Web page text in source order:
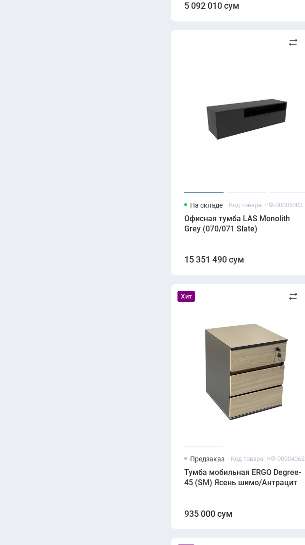
5 092 010 сум
На складе Код товара: НФ-00005003
Офисная тумба LAS Monolith
Grey (070/071 Slate)
15 351 490 сум
Хит
Предзаказ Код товара: НФ-00004062
Тумба мобильная ERGO Degree-
45 (SM) Ясень шимо/Антрацит
935 000 сум